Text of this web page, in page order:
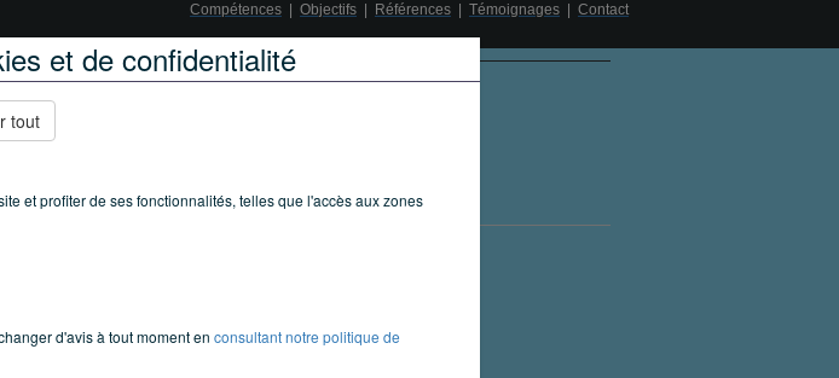
et de confidentialité
tout
et profiter de ses fonctionnalités, telles que l'accès aux zones
d'avis à tout moment en consultant notre politique de
Compétences Objectifs Références Témoignages Contact